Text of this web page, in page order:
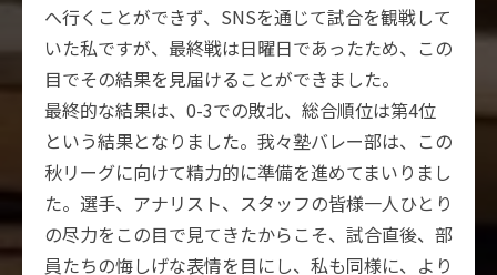
へ行くことができず、SNSを通じて試合を観戦して
いた私ですが、最終戦は日曜日であったため、この
目でその結果を見届けることができました。
最終的な結果は、0-3での敗北、総合順位は第4位
という結果となりました。我々塾バレー部は、この
秋リーグに向けて精力的に準備を進めてまいりまし
た。選手、アナリスト、スタッフの皆様一人ひとり
の尽力をこの目で見てきたからこそ、試合直後、部
員たちの悔しげな表情を目にし、私も同様に、より